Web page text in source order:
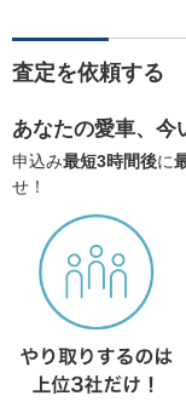
査定を依頼する
あなたの愛車、今
申込み最短3時間後に
せ！